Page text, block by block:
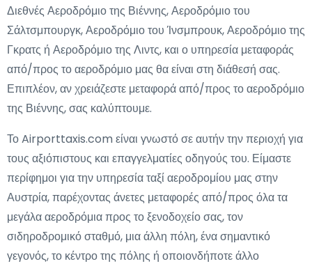
Διεθνές Αεροδρόμιο της Βιέννης, Αεροδρόμιο του
Σάλτσμπουργκ, Αεροδρόμιο του Ίνσμπρουκ, Αεροδρόμιο της
Γκρατς ή Αεροδρόμιο της Λιντς, και ο υπηρεσία μεταφοράς
από/προς το αεροδρόμιο μας θα είναι στη διάθεσή σας.
Επιπλέον, αν χρειάζεστε μεταφορά από/προς το αεροδρόμιο
της Βιέννης, σας καλύπτουμε.
Το Airporttaxis.com είναι γνωστό σε αυτήν την περιοχή για
τους αξιόπιστους και επαγγελματίες οδηγούς του. Είμαστε
περίφημοι για την υπηρεσία ταξί αεροδρομίου μας στην
Αυστρία, παρέχοντας άνετες μεταφορές από/προς όλα τα
μεγάλα αεροδρόμια προς το ξενοδοχείο σας, τον
σιδηροδρομικό σταθμό, μια άλλη πόλη, ένα σημαντικό
γεγονός, το κέντρο της πόλης ή οποιονδήποτε άλλο